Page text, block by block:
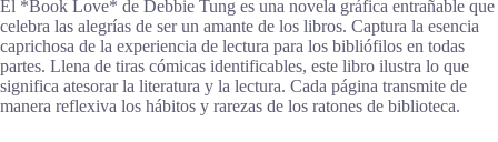
El *Book Love* de Debbie Tung es una novela gráfica entrañable que
celebra las alegrías de ser un amante de los libros. Captura la esencia
caprichosa de la experiencia de lectura para los bibliófilos en todas
partes. Llena de tiras cómicas identificables, este libro ilustra lo que
significa atesorar la literatura y la lectura. Cada página transmite de
manera reflexiva los hábitos y rarezas de los ratones de biblioteca.